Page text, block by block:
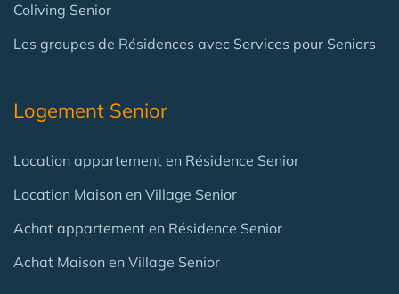
Coliving Senior
Les groupes de Résidences avec Services pour Seniors
Logement Senior
Location appartement en Résidence Senior
Location Maison en Village Senior
Achat appartement en Résidence Senior
Achat Maison en Village Senior